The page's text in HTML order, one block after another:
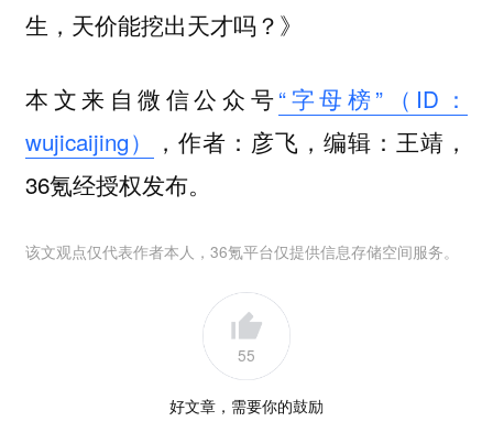
生，天价能挖出天才吗？》
本文来自微信公众号“字母榜”（ID：
wujicaijing）
，作者：彦飞，编辑：王靖，
36氪经授权发布。
该文观点仅代表作者本人，36氪平台仅提供信息存储空间服务。
55
好文章，需要你的鼓励